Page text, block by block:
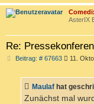
AsterIX
Re:
Beitrag: # 67663B
r
a
11.
Maulaf hat
Zunächst mal